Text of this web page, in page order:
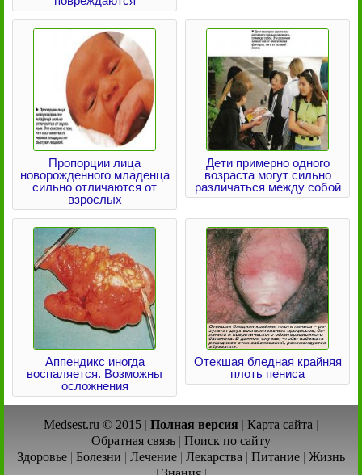
Пропорции лица
новорожденного младенца
сильно отличаются от
взрослых
Дети примерно одного
возраста могут сильно
различаться между собой
Аппендикс иногда
воспаляется. Возможны
осложнения
Отекшая бледная крайняя
плоть пениса
Medsest.ru © 2015 | Полная версия | Карта сайта |
Обратная связь | Поиск по сайту
Здоровье | Болезни | Лечение | Лекарства | Питание | Жизнь